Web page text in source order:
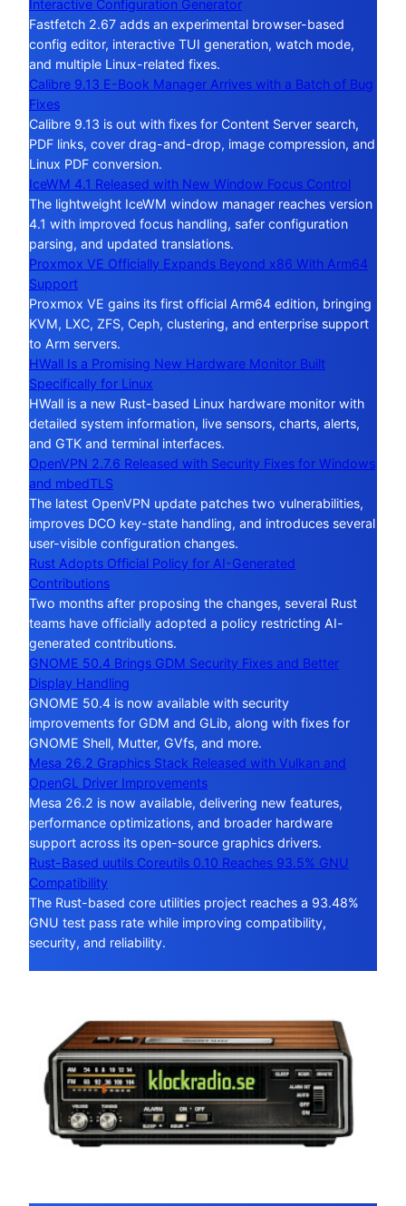
Interactive Configuration Generator
Fastfetch 2.67 adds an experimental browser-based
config editor, interactive TUI generation, watch mode,
and multiple Linux-related fixes.
Calibre 9.13 E-Book Manager Arrives with a Batch of Bug
Fixes
Calibre 9.13 is out with fixes for Content Server search,
PDF links, cover drag-and-drop, image compression, and
Linux PDF conversion.
IceWM 4.1 Released with New Window Focus Control
The lightweight IceWM window manager reaches version
4.1 with improved focus handling, safer configuration
parsing, and updated translations.
Proxmox VE Officially Expands Beyond x86 With Arm64
Support
Proxmox VE gains its first official Arm64 edition, bringing
KVM, LXC, ZFS, Ceph, clustering, and enterprise support
to Arm servers.
HWall Is a Promising New Hardware Monitor Built
Specifically for Linux
HWall is a new Rust-based Linux hardware monitor with
detailed system information, live sensors, charts, alerts,
and GTK and terminal interfaces.
OpenVPN 2.7.6 Released with Security Fixes for Windows
and mbedTLS
The latest OpenVPN update patches two vulnerabilities,
improves DCO key-state handling, and introduces several
user-visible configuration changes.
Rust Adopts Official Policy for AI-Generated
Contributions
Two months after proposing the changes, several Rust
teams have officially adopted a policy restricting AI-
generated contributions.
GNOME 50.4 Brings GDM Security Fixes and Better
Display Handling
GNOME 50.4 is now available with security
improvements for GDM and GLib, along with fixes for
GNOME Shell, Mutter, GVfs, and more.
Mesa 26.2 Graphics Stack Released with Vulkan and
OpenGL Driver Improvements
Mesa 26.2 is now available, delivering new features,
performance optimizations, and broader hardware
support across its open-source graphics drivers.
Rust-Based uutils Coreutils 0.10 Reaches 93.5% GNU
Compatibility
The Rust-based core utilities project reaches a 93.48%
GNU test pass rate while improving compatibility,
security, and reliability.